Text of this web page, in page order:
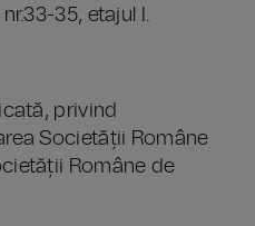
35, etajul I.
privind
Societății Române
Române de